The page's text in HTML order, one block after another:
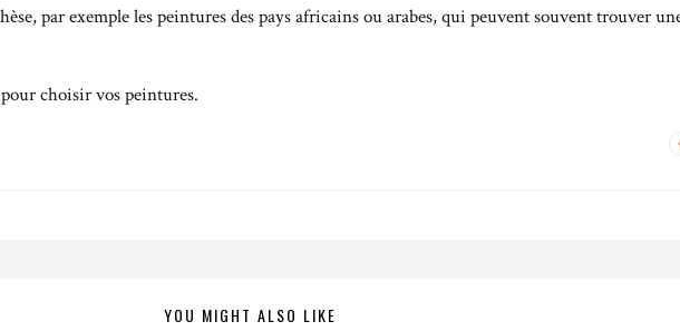
par exemple les peintures des pays africains ou arabes, qui peuvent souvent trouver
choisir vos peintures.
YOU MIGHT ALSO LIKE